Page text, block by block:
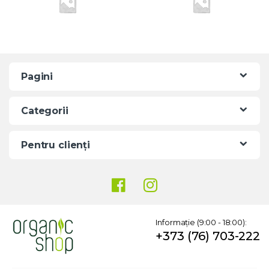
Pagini
Categorii
Pentru clienți
Informație (9:00 - 18:00):
+373 (76) 703-222